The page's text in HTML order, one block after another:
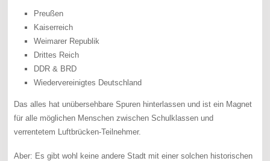
Preußen
Kaiserreich
Weimarer Republik
Drittes Reich
DDR & BRD
Wiedervereinigtes Deutschland
Das alles hat unübersehbare Spuren hinterlassen und ist ein Magnet
für alle möglichen Menschen zwischen Schulklassen und
verrentetem Luftbrücken-Teilnehmer.
Aber: Es gibt wohl keine andere Stadt mit einer solchen historischen